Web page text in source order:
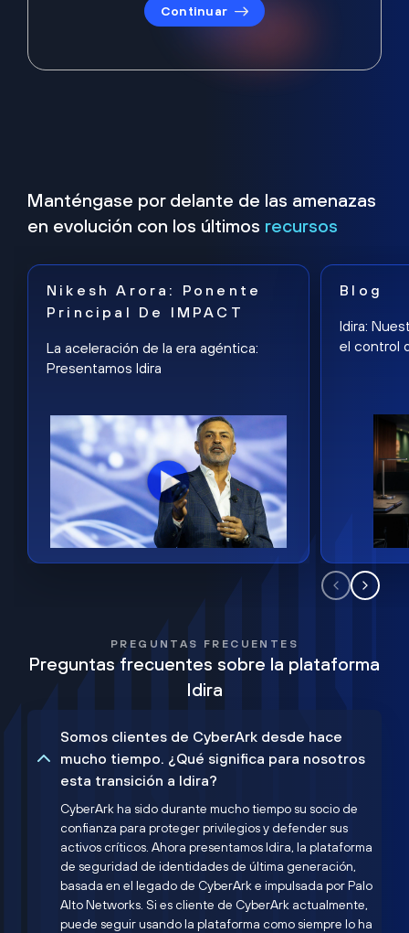
Continuar
Manténgase por delante de las amenazas
en evolución con los últimos recursos
Nikesh Arora: Ponente
Principal De IMPACT
La aceleración de la era agéntica:
Presentamos Idira
Blog
Idira:
el control
PREGUNTAS FRECUENTES
Preguntas frecuentes sobre la plataforma
Idira
Somos clientes de CyberArk desde hace
mucho tiempo. ¿Qué significa para nosotros
esta transición a Idira?
CyberArk ha sido durante mucho tiempo su socio de
confianza para proteger privilegios y defender sus
activos críticos. Ahora presentamos Idira, la plataforma
de seguridad de identidades de última generación,
basada en el legado de CyberArk e impulsada por Palo
Alto Networks. Si es cliente de CyberArk actualmente,
puede seguir usando la plataforma como siempre lo ha